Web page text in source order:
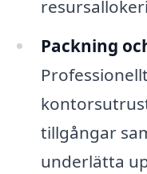
Packning
tillgångar
underlätta